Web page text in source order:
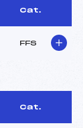
Cat.
FFS
Cat.